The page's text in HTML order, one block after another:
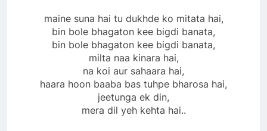
maine suna hai tu dukhde ko mitata hai,
bin bole bhagaton kee bigdi banata,
bin bole bhagaton kee bigdi banata,
milta naa kinara hai,​
na koi aur sahaara hai,
haara hoon baaba bas tuhpe bharosa hai,
jeetunga ek din,
mera dil yeh kehta hai..